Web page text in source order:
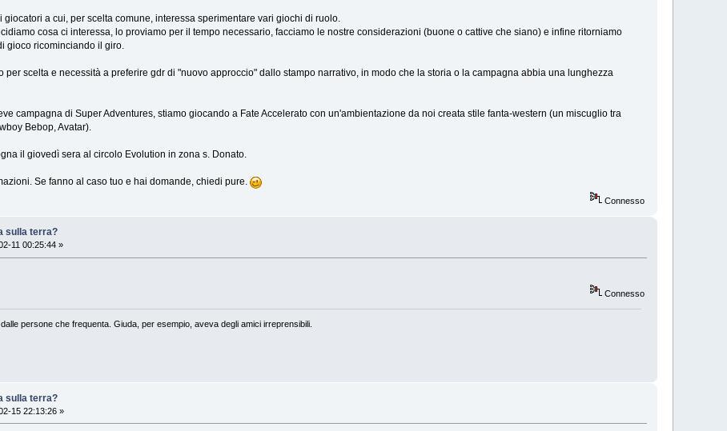
giocatori a cui, per scelta comune, interessa sperimentare vari giochi di ruolo.
cosa ci interessa, lo proviamo per il tempo necessario, facciamo le nostre considerazioni (buone o cattive che siano) e infine ritorniamo
gioco ricominciando il giro.
per scelta e necessità a preferire gdr di "nuovo approccio" dallo stampo narrativo, in modo che la storia o la campagna abbia una lunghezza
campagna di Super Adventures, stiamo giocando a Fate Accelerato con un'ambientazione da noi creata stile fanta-western (un miscuglio tra
Bebop, Avatar).
il giovedì sera al circolo Evolution in zona s. Donato.
Se fanno al caso tuo e hai domande, chiedi pure.
Connesso
sulla terra?
11 00:25:44 »
Connesso
persone che frequenta. Giuda, per esempio, aveva degli amici irreprensibili.
sulla terra?
15 22:13:26 »